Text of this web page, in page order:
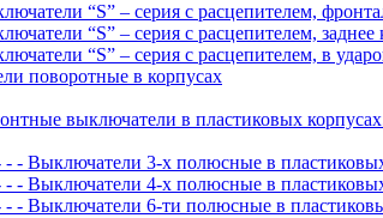
“S” – серия с расцепителем,
“S” – серия с расцепителем,
“S” – серия с расцепителем, в
поворотные в корпусах
выключатели в пластиковых
- - Выключатели 3-х полюсные в
- - Выключатели 4-х полюсные в
- - Выключатели 6-ти полюсные в